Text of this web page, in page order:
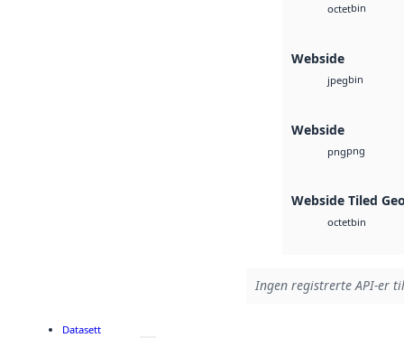
octetbin
Webside
jpegbin
Webside
pngpng
Webside Tiled
octetbin
Ingen registrerte API-er
Datasett